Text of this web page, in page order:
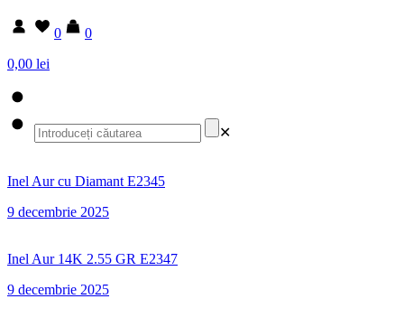
0
0
0,00 lei
✕
Inel Aur cu Diamant E2345
9 decembrie 2025
Inel Aur 14K 2.55 GR E2347
9 decembrie 2025